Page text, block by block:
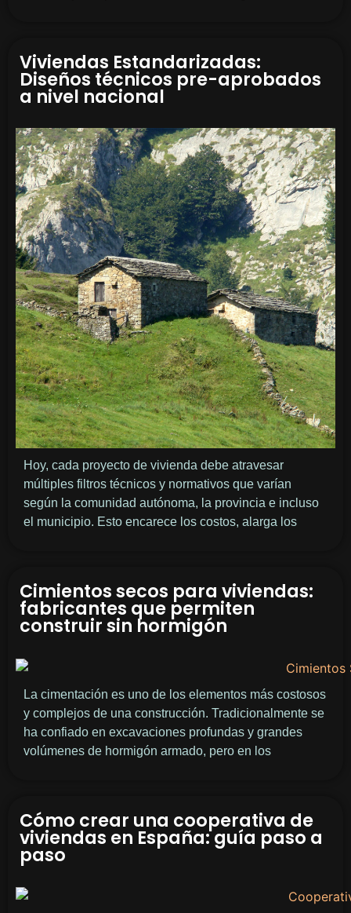
Viviendas Estandarizadas:
Diseños técnicos pre-aprobados
a nivel nacional
Hoy, cada proyecto de vivienda debe atravesar
múltiples filtros técnicos y normativos que varían
según la comunidad autónoma, la provincia e incluso
el municipio. Esto encarece los costos, alarga los
Cimientos secos para viviendas:
fabricantes que permiten
construir sin hormigón
La cimentación es uno de los elementos más costosos
y complejos de una construcción. Tradicionalmente se
ha confiado en excavaciones profundas y grandes
volúmenes de hormigón armado, pero en los
Cómo crear una cooperativa de
viviendas en España: guía paso a
paso